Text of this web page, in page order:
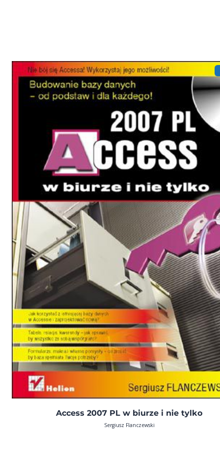
Access 2007 PL w biurze i nie tylko
Sergiusz Flanczewski